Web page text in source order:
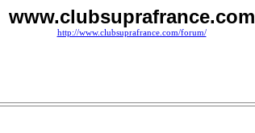
www.clubsuprafrance.com
http://www.clubsuprafrance.com/forum/